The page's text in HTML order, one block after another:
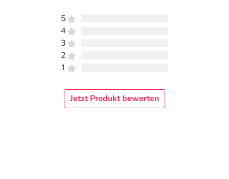
5
4
3
2
1
Jetzt Produkt bewerten